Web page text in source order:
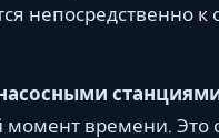
непосредственно к
времени. Это